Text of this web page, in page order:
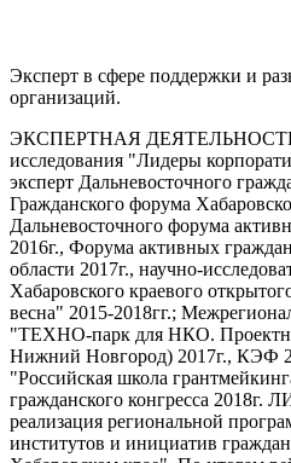
Эксперт в сфере поддержки и
организаций.
ЭКСПЕРТНАЯ ДЕЯТЕЛЬНОСТЬ: в
исследования "Лидеры
эксперт Дальневосточного
Гражданского форума
Дальневосточного форума
2016г., Форума активных
области 2017г., научно-
Хабаровского краевого
весна" 2015-2018гг.;
"ТЕХНО-парк для НКО.
Нижний Новгород) 2017г., КЭФ
"Российская школа
гражданского конгресса
реализация региональной
институтов и инициатив